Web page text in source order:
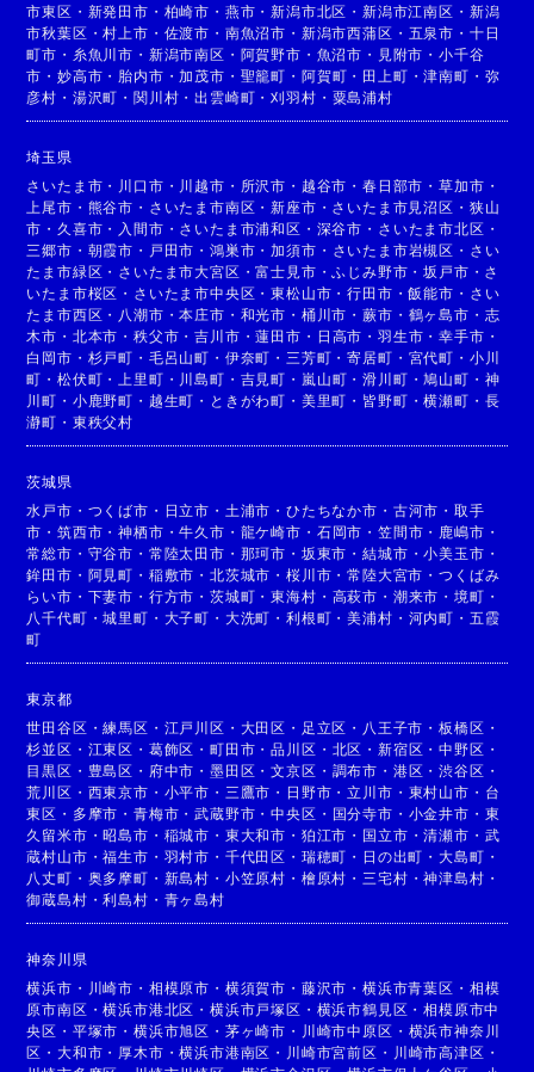
市東区 ・ 新発田市 ・ 柏崎市 ・ 燕市 ・新潟市北区 ・新潟市江南区 ・ 新潟
市秋葉区 ・村上市 ・ 佐渡市 ・ 南魚沼市 ・ 新潟市西蒲区 ・ 五泉市 ・ 十日
町市 ・ 糸魚川市 ・ 新潟市南区 ・ 阿賀野市 ・ 魚沼市 ・ 見附市 ・小千谷
市 ・妙高市 ・ 胎内市 ・加茂市 ・ 聖籠町 ・ 阿賀町 ・ 田上町 ・津南町 ・ 弥
彦村 ・ 湯沢町 ・関川村 ・出雲崎町 ・刈羽村 ・ 粟島浦村
埼玉県
さいたま市 ・ 川口市 ・ 川越市 ・ 所沢市 ・ 越谷市 ・春日部市 ・草加市 ・
上尾市 ・ 熊谷市 ・ さいたま市南区 ・新座市 ・ さいたま市見沼区 ・ 狭山
市 ・ 久喜市 ・ 入間市 ・ さいたま市浦和区 ・ 深谷市 ・ さいたま市北区 ・
三郷市 ・ 朝霞市 ・ 戸田市 ・鴻巣市 ・加須市 ・ さいたま市岩槻区 ・ さい
たま市緑区 ・ さいたま市大宮区 ・富士見市 ・ふじみ野市 ・坂戸市 ・ さ
いたま市桜区 ・ さいたま市中央区 ・東松山市 ・行田市 ・飯能市 ・ さい
たま市西区 ・ 八潮市 ・本庄市 ・ 和光市 ・ 桶川市 ・蕨市 ・ 鶴ヶ島市 ・ 志
木市 ・ 北本市 ・秩父市 ・吉川市 ・蓮田市 ・ 日高市 ・ 羽生市 ・幸手市 ・
白岡市 ・ 杉戸町 ・ 毛呂山町 ・ 伊奈町 ・ 三芳町 ・寄居町 ・ 宮代町 ・ 小川
町 ・松伏町 ・ 上里町 ・ 川島町 ・ 吉見町 ・ 嵐山町 ・滑川町 ・鳩山町 ・ 神
川町 ・ 小鹿野町 ・ 越生町 ・ ときがわ町 ・ 美里町 ・ 皆野町 ・横瀬町 ・ 長
瀞町 ・ 東秩父村
茨城県
水戸市 ・ つくば市 ・ 日立市 ・ 土浦市 ・ひたちなか市 ・ 古河市 ・ 取手
市 ・筑西市 ・神栖市 ・牛久市 ・ 龍ケ崎市 ・ 石岡市 ・ 笠間市 ・ 鹿嶋市 ・
常総市 ・ 守谷市 ・ 常陸太田市 ・ 那珂市 ・ 坂東市 ・結城市 ・小美玉市 ・
鉾田市 ・ 阿見町 ・ 稲敷市 ・北茨城市 ・桜川市 ・常陸大宮市 ・つくばみ
らい市 ・ 下妻市 ・ 行方市 ・茨城町 ・東海村 ・ 高萩市 ・ 潮来市 ・ 境町 ・
八千代町 ・城里町 ・ 大子町 ・ 大洗町 ・利根町 ・美浦村 ・ 河内町 ・ 五霞
町
東京都
世田谷区 ・練馬区 ・ 江戸川区 ・ 大田区 ・ 足立区 ・ 八王子市 ・板橋区 ・
杉並区 ・ 江東区 ・ 葛飾区 ・町田市 ・品川区 ・ 北区 ・ 新宿区 ・中野区 ・
目黒区 ・ 豊島区 ・ 府中市 ・墨田区 ・文京区 ・ 調布市 ・ 港区 ・渋谷区 ・
荒川区 ・ 西東京市 ・ 小平市 ・ 三鷹市 ・ 日野市 ・立川市 ・ 東村山市 ・ 台
東区 ・ 多摩市 ・青梅市 ・武蔵野市 ・中央区 ・ 国分寺市 ・ 小金井市 ・ 東
久留米市 ・昭島市 ・ 稲城市 ・ 東大和市 ・ 狛江市 ・ 国立市 ・清瀬市 ・ 武
蔵村山市 ・福生市 ・ 羽村市 ・ 千代田区 ・ 瑞穂町 ・ 日の出町 ・大島町 ・
八丈町 ・ 奥多摩町 ・ 新島村 ・ 小笠原村 ・ 檜原村 ・ 三宅村 ・神津島村 ・
御蔵島村 ・利島村 ・ 青ヶ島村
神奈川県
横浜市 ・ 川崎市 ・ 相模原市 ・ 横須賀市 ・ 藤沢市 ・横浜市青葉区 ・ 相模
原市南区 ・横浜市港北区 ・横浜市戸塚区 ・ 横浜市鶴見区 ・相模原市中
央区 ・ 平塚市 ・横浜市旭区 ・ 茅ヶ崎市 ・ 川崎市中原区 ・ 横浜市神奈川
区 ・大和市 ・ 厚木市 ・横浜市港南区 ・ 川崎市宮前区 ・ 川崎市高津区 ・